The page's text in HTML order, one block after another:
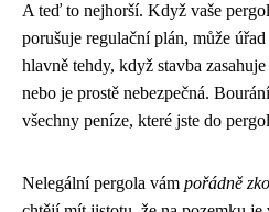
A teď to nejhorší. Když vaše
porušuje regulační plán, může úřad
hlavně tehdy, když stavba
nebo je prostě nebezpečná.
všechny peníze, které jste do
Nelegální pergola vám pořádně